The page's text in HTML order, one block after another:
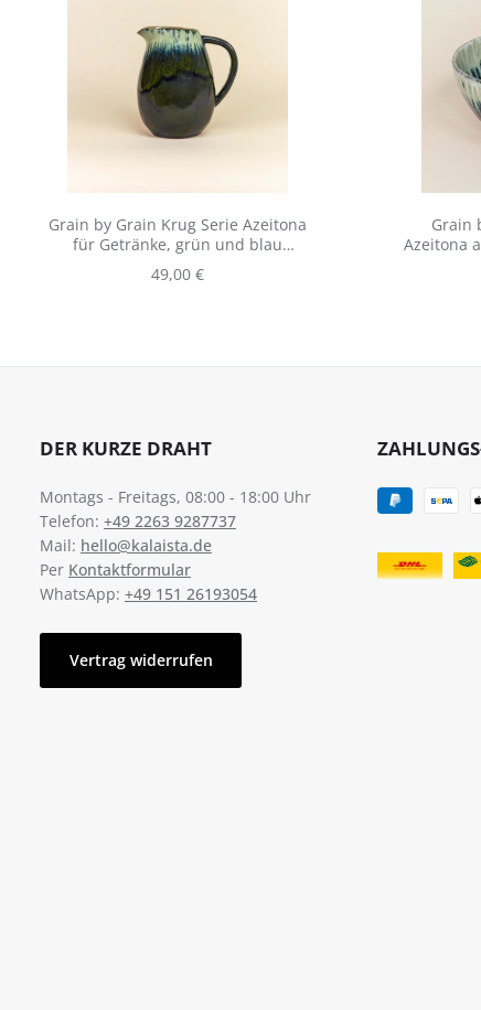
Grain by Grain Krug Serie Azeitona
für Getränke, grün und blau
Regulärer Preis:
49,00 €
Grain
Azeitona
DER KURZE DRAHT
Montags - Freitags, 08:00 - 18:00 Uhr
Telefon: +49 2263 9287737
Mail: hello@kalaista.de
Per Kontaktformular
WhatsApp: +49 151 26193054
Vertrag widerrufen